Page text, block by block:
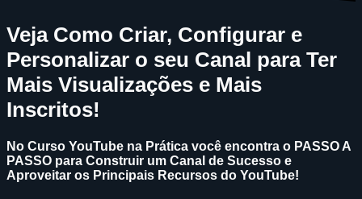
Veja Como Criar, Configurar e
Personalizar o seu Canal para Ter
Mais Visualizações e Mais
Inscritos!
No Curso YouTube na Prática você encontra o PASSO A
PASSO para Construir um Canal de Sucesso e
Aproveitar os Principais Recursos do YouTube!